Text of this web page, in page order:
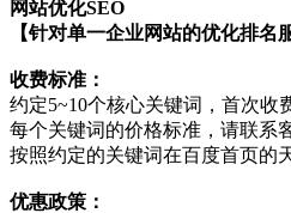
网站优化SEO
【针对单一企业网站的优化排名
收费标准：
约定5~10个核心关键词，首次收
每个关键词的价格标准，请联系
按照约定的关键词在百度首页的
优惠政策：